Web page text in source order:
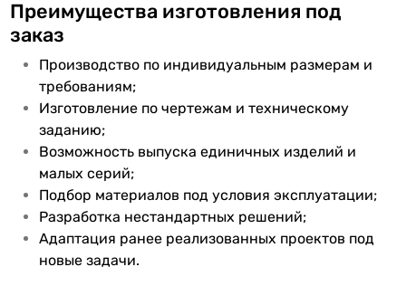
Преимущества изготовления под
заказ
Производство по индивидуальным размерам и
требованиям;
Изготовление по чертежам и техническому
заданию;
Возможность выпуска единичных изделий и
малых серий;
Подбор материалов под условия эксплуатации;
Разработка нестандартных решений;
Адаптация ранее реализованных проектов под
новые задачи.